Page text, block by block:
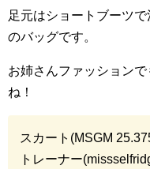
足元はショートブーツ
のバッグです。
お姉さんファッション
ね！
スカート(MSGM
トレーナー(